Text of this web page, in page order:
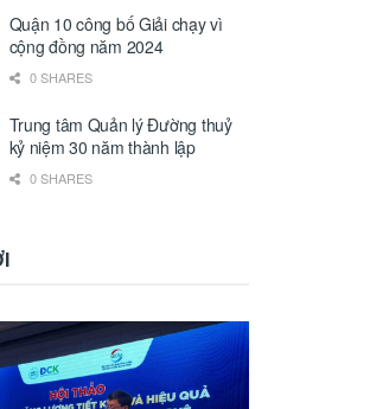
Quận 10 công bố Giải chạy vì
cộng đồng năm 2024
0 SHARES
Trung tâm Quản lý Đường thuỷ
kỷ niệm 30 năm thành lập
0 SHARES